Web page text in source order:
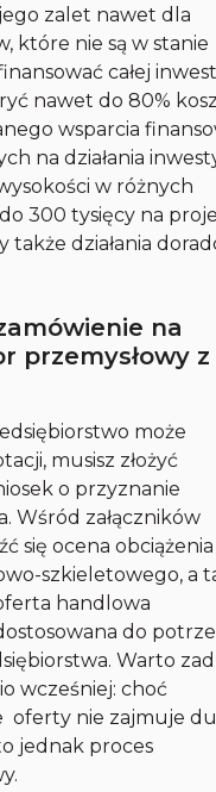
zalet nawet dla
które nie są w stanie
całej
nawet do 80%
wsparcia
na działania
w różnych
300 tysięcy na
także działania
na
przemysłowy z
może
musisz złożyć
o przyznanie
Wśród załączników
się ocena obciążenia
szkieletowego, a
handlowa
do
Warto
wcześniej: choć
oferty nie zajmuje
jednak proces